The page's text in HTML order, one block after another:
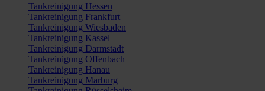
Tankreinigung Hessen
Tankreinigung Frankfurt
Tankreinigung Wiesbaden
Tankreinigung Kassel
Tankreinigung Darmstadt
Tankreinigung Offenbach
Tankreinigung Hanau
Tankreinigung Marburg